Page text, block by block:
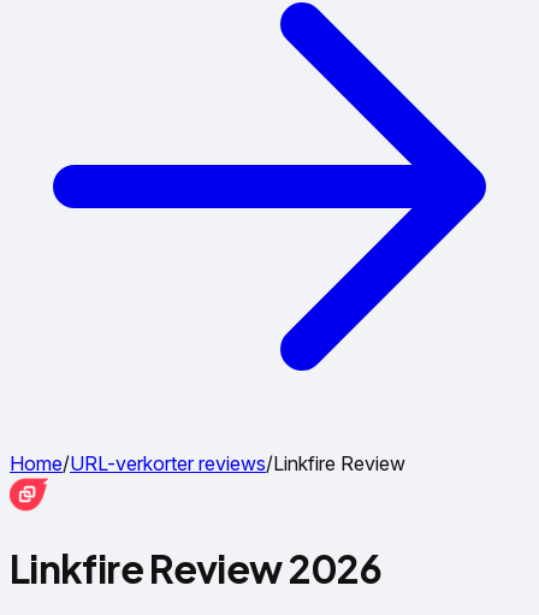
Home/URL-verkorter reviews/Linkfire Review
Linkfire Review 2026